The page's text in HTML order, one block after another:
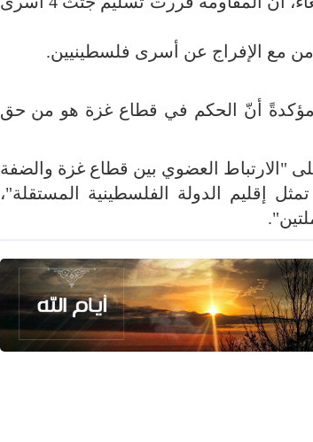
مع الإفراج عن أسرى فلسطينيين.
مؤكدةً أنّ الحكم في قطاع غزة هو من حق
"الارتباط العضوي بين قطاع غزة والضفة
إقليم الدولة الفلسطينية المستقلة"،